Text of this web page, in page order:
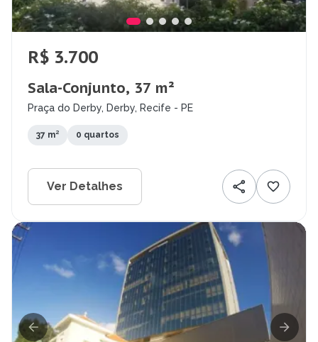
R$ 3.700
Sala-Conjunto, 37 m²
Praça do Derby, Derby, Recife - PE
37 m² 0 quartos
Ver Detalhes